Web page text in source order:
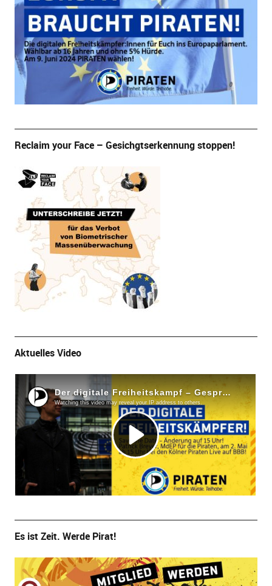
Reclaim your Face – Gesichgtserkennung stoppen!
Aktuelles Video
Es ist Zeit. Werde Pirat!